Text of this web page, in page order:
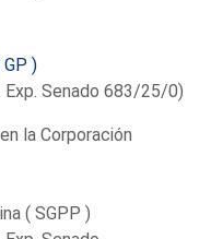
)
Exp. Senado 683/25/0)
la Corporación
( SGPP )